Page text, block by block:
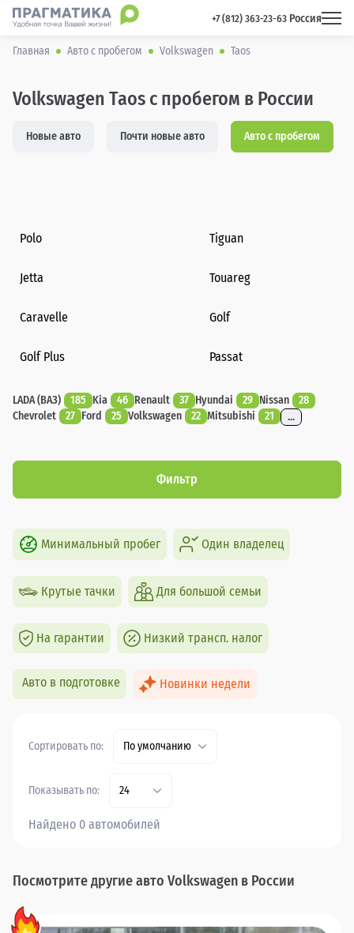
+7 (812) 363-23-63 Россия
Главная Авто с пробегом Volkswagen Taos
Volkswagen Taos с пробегом в России
Новые авто Почти новые авто Авто с пробегом
Polo Tiguan
Jetta Touareg
Caravelle Golf
Golf Plus Passat
LADA (ВАЗ) 185 Kia 46 Renault 37 Hyundai 29 Nissan
28
Chevrolet
27 Ford 25 Volkswagen 22 Mitsubishi 21 ...
Фильтр
Минимальный пробег Один владелец
Крутые тачки Для большой семьи
На гарантии Низкий трансп. налог
Авто в подготовке Новинки недели
Сортировать по: По умолчанию
Показывать по: 24
Найдено 0 автомобилей
Посмотрите другие авто Volkswagen в России